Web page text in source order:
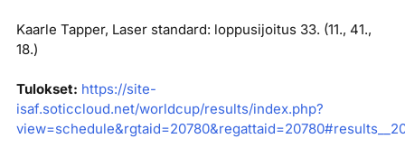
Kaarle Tapper, Laser standard: loppusijoitus 33. (11., 41.,
18.)
Tulokset: https://site-
isaf.soticcloud.net/worldcup/results/index.php?